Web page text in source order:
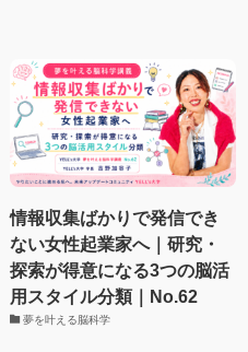
情報収集ばかりで発信でき
ない女性起業家へ｜研究・
探索が得意になる3つの脳活
用スタイル分類｜No.62
夢を叶える脳科学